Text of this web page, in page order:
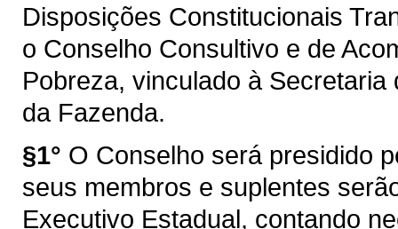
Disposições Constitucionais
o Conselho Consultivo e de
Pobreza, vinculado à Secretaria
da Fazenda.
§1° O Conselho será presidido
seus membros e suplentes
Executivo Estadual, contando